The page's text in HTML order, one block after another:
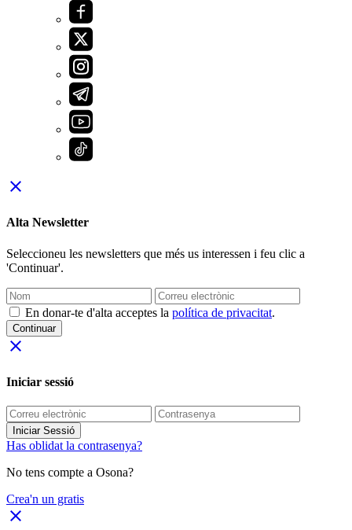
close
Alta Newsletter
Seleccioneu les newsletters que més us interessen i feu clic a
'Continuar'.
En donar-te d'alta acceptes la política de privacitat.
Continuar
close
Iniciar sessió
Iniciar Sessió
Has oblidat la contrasenya?
No tens compte a Osona?
Crea'n un gratis
close